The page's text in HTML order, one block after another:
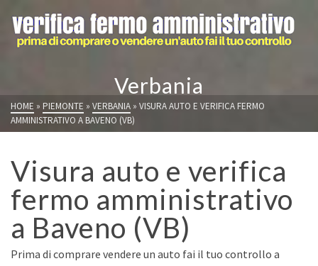
Verbania
HOME » PIEMONTE » VERBANIA » VISURA AUTO E VERIFICA FERMO
AMMINISTRATIVO A BAVENO (VB)
Visura auto e verifica
fermo amministrativo
a Baveno (VB)
Prima di comprare vendere un auto fai il tuo controllo a